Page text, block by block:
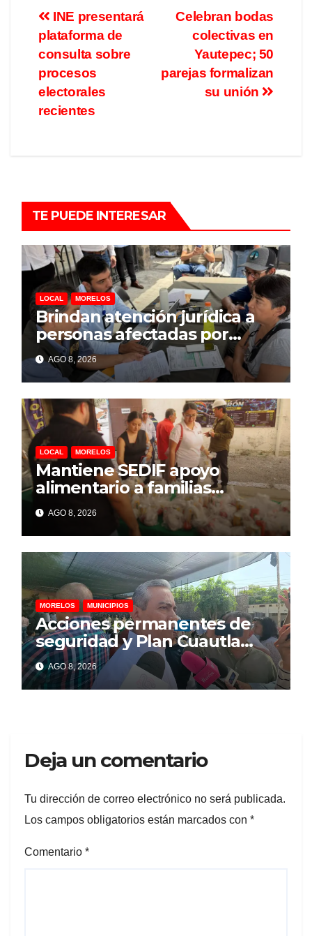
Celebran bodas
colectivas en
Yautepec; 50
parejas formalizan
su unión
INE presentará
plataforma de
consulta sobre
procesos
electorales
recientes
TE PUEDE INTERESAR
LOCAL MORELOS
Brindan atención jurídica a
personas afectadas por
explosión de pipa en Las
Granjas
AGO 8, 2026
LOCAL MORELOS
Mantiene SEDIF apoyo
alimentario a familias
afectadas por explosión en
Las Granjas
AGO 8, 2026
MORELOS MUNICIPIOS
Acciones permanentes de
seguridad y Plan Cuautla
dejan 58 detenidos y más de
150 extorsiones resueltas
AGO 8, 2026
Deja un comentario
Tu dirección de correo electrónico no será publicada.
Los campos obligatorios están marcados con *
Comentario *